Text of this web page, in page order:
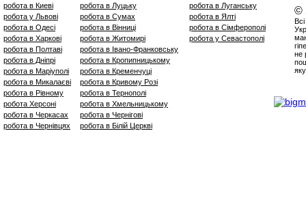
робота в Киеві
робота у Львові
робота в Одесі
робота в Харкові
робота в Полтаві
робота в Дніпрі
робота в Маріуполі
робота в Микалаєві
робота в Рівному
робота Херсоні
робота в Черкасах
робота в Чернівцях
робота в Луцьку
робота в Сумах
робота в Вінниці
робота в Житомирі
робота в Івано-Франковську
робота в Кропипницькому
робота в Кременчуці
робота в Кривому Розі
робота в Тернополі
робота в Хмельницькому
робота в Чернігові
робота в Білій Церкві
робота в Луганську
робота в Ялті
робота в Сімферополі
робота у Севастополі
©
не